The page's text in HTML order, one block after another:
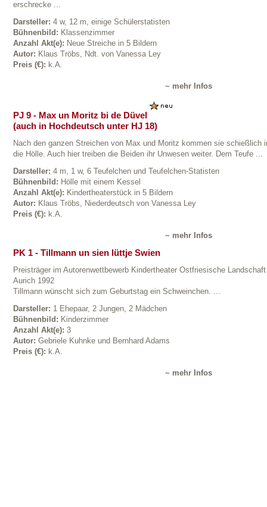
erschrecke ...
Darsteller: 4 w, 12 m, einige Schülerstatisten
Bühnenbild: Klassenzimmer
Anzahl Akt(e): Neue Streiche in 5 Bildern
Autor: Klaus Tröbs, Ndt. von Vanessa Ley
Preis (€): k.A.
~ mehr Infos
PJ 9 - Max un Moritz bi de Düvel
(auch in Hochdeutsch unter HJ 18)
Nach den ganzen Streichen von Max und Moritz kommen sie schießlich
die Hölle. Auch hier treiben die Beiden ihr Unwesen weiter. Dem Teufe ...
Darsteller: 4 m, 1 w, 6 Teufelchen und Teufelchen-Statisten
Bühnenbild: Hölle mit einem Kessel
Anzahl Akt(e): Kindertheaterstück in 5 Bildern
Autor: Klaus Tröbs, Niederdeutsch von Vanessa Ley
Preis (€): k.A.
~ mehr Infos
PK 1 - Tillmann un sien lüttje Swien
Preisträger im Autorenwettbewerb Kindertheater Ostfriesische Landschaft
Aurich 1992
Tillmann wünscht sich zum Geburtstag ein Schweinchen. ...
Darsteller: 1 Ehepaar, 2 Jungen, 2 Mädchen
Bühnenbild: Kinderzimmer
Anzahl Akt(e): 3
Autor: Gebriele Kuhnke und Bernhard Adams
Preis (€): k.A.
~ mehr Infos